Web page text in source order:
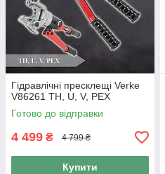
Гідравлічні пресклещі Verke
V86261 TH, U, V, PEX
Готово до відправки
4 499 ₴ 4 799 ₴
Купити